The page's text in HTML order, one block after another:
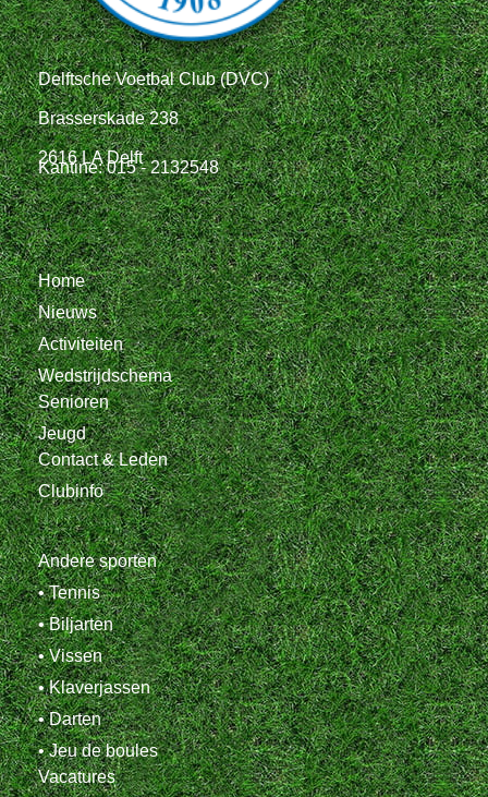
Delftsche Voetbal Club (DVC)
Brasserskade 238
2616 LA Delft
Kantine: 015 - 2132548
Home
Nieuws
Activiteiten
Wedstrijdschema
Senioren
Jeugd
Contact & Leden
Clubinfo
Andere sporten
• Tennis
• Biljarten
• Vissen
• Klaverjassen
• Darten
• Jeu de boules
Vacatures